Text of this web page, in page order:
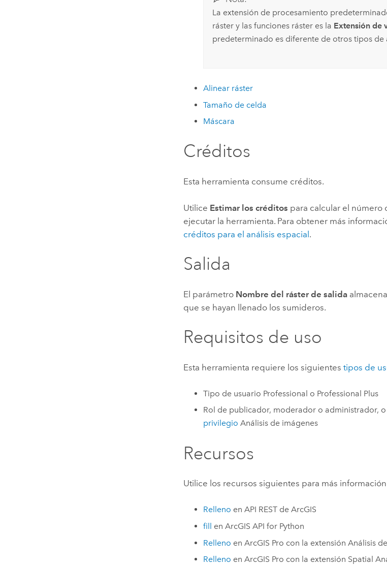
La extensión de procesamiento
ráster y las funciones ráster es la Extensión de
predeterminado es diferente de otros tipos de
Alinear ráster
Tamaño de celda
Máscara
Créditos
Esta herramienta consume créditos.
Utilice Estimar los créditos para calcular el número
ejecutar la herramienta. Para obtener más
créditos para el análisis espacial .
Salida
El parámetro Nombre del ráster de salida
que se hayan llenado los sumideros.
Requisitos de uso
Esta herramienta requiere los siguientestipos de
Tipo de usuario Professional o Professional Plus
Rol de publicador, moderador o administrador,
privilegio Análisis de imágenes
Recursos
Utilice los recursos siguientes para más
Relleno en API REST de ArcGIS
fill en ArcGIS API for Python
Relleno en ArcGIS Pro con la extensión Análisis
Relleno en ArcGIS Pro con la extensión Spatial